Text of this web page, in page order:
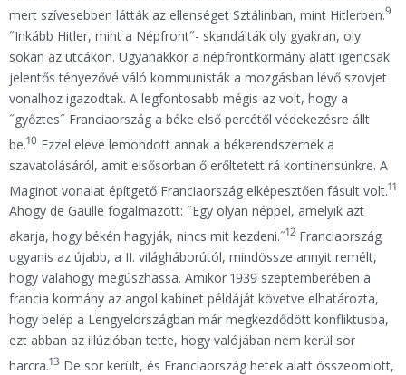
mert szívesebben látták az ellenséget Sztálinban, mint Hitlerben.9
˝Inkább Hitler, mint a Népfront˝- skandálták oly gyakran, oly
sokan az utcákon. Ugyanakkor a népfrontkormány alatt igencsak
jelentős tényezővé váló kommunisták a mozgásban lévő szovjet
vonalhoz igazodtak. A legfontosabb mégis az volt, hogy a
˝győztes˝ Franciaország a béke első percétől védekezésre állt
be.10 Ezzel eleve lemondott annak a békerendszernek a
szavatolásáról, amit elsősorban ő erőltetett rá kontinensünkre. A
Maginot vonalat építgető Franciaország elképesztően fásult volt.11
Ahogy de Gaulle fogalmazott: ˝Egy olyan néppel, amelyik azt
akarja, hogy békén hagyják, nincs mit kezdeni.˝12 Franciaország
ugyanis az újabb, a II. világháborútól, mindössze annyit remélt,
hogy valahogy megúszhassa. Amikor 1939 szeptemberében a
francia kormány az angol kabinet példáját követve elhatározta,
hogy belép a Lengyelországban már megkezdődött konfliktusba,
ezt abban az illúzióban tette, hogy valójában nem kerül sor
harcra.13 De sor került, és Franciaország hetek alatt összeomlott,